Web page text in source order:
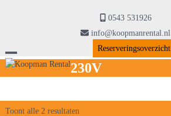
0543 531926
info@koopmanrental.nl
Reserveringsoverzicht
Open
menu
Close
menu
230V
Toont alle 2 resultaten